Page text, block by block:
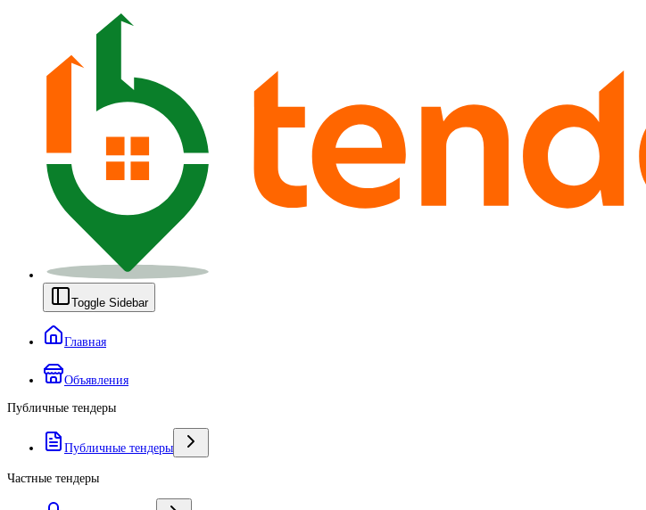
Toggle Sidebar
Главная
Объявления
Публичные тендеры
Публичные тендеры
Частные тендеры